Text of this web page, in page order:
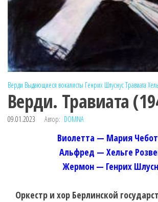
Верди Выдающиеся вокалисты Генрих ШлуснусТравиата
Верди. Травиата
09.01.2023 Автор: DOMNA
Виолетта — Мария
Альфред — Хельге
Жермон — Генрих
Оркестр и хор Берлинской